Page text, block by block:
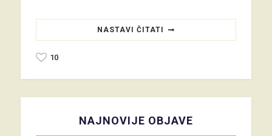
NASTAVI ČITATI
10
NAJNOVIJE OBJAVE